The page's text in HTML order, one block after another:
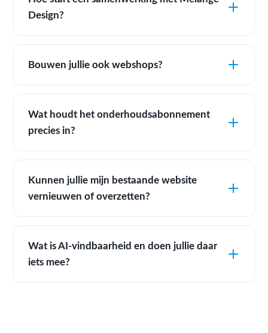
Design?
Bouwen jullie ook webshops?
Wat houdt het onderhoudsabonnement
precies in?
Kunnen jullie mijn bestaande website
vernieuwen of overzetten?
Wat is AI-vindbaarheid en doen jullie daar
iets mee?